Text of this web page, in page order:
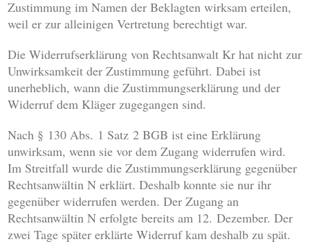
Zustimmung im Namen der Beklagten wirksam erteilen,
weil er zur alleinigen Vertretung berechtigt war.
Die Widerrufserklärung von Rechtsanwalt Kr hat nicht zur
Unwirksamkeit der Zustimmung geführt. Dabei ist
unerheblich, wann die Zustimmungserklärung und der
Widerruf dem Kläger zugegangen sind.
Nach § 130 Abs. 1 Satz 2 BGB ist eine Erklärung
unwirksam, wenn sie vor dem Zugang widerrufen wird.
Im Streitfall wurde die Zustimmungserklärung gegenüber
Rechtsanwältin N erklärt. Deshalb konnte sie nur ihr
gegenüber widerrufen werden. Der Zugang an
Rechtsanwältin N erfolgte bereits am 12. Dezember. Der
zwei Tage später erklärte Widerruf kam deshalb zu spät.